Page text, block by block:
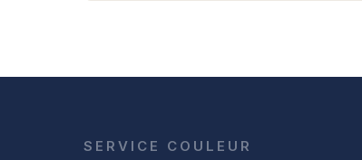
SERVICE COULEUR